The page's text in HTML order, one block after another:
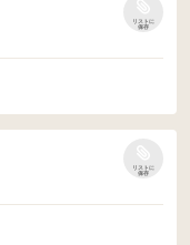
リストに
保存
リストに
保存